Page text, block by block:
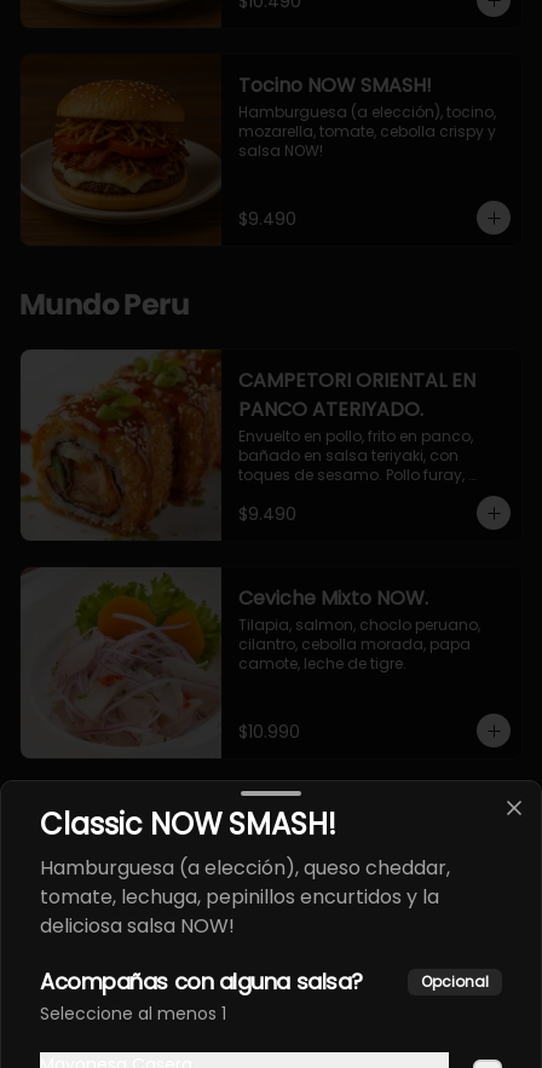
Tocino NOW SMASH!
Hamburguesa (a elección), tocino,
mozarella, tomate, cebolla crispy y
salsa NOW!
$9.490
Mundo Peru
CAMPETORI ORIENTAL EN
PANCO ATERIYADO.
Envuelto en pollo, frito en panco,
bañado en salsa teriyaki, con
toques de sesamo. Pollo furay,
queso, champiñon furay, cebollin.
$9.490
Ceviche Mixto NOW.
Tilapia, salmon, choclo peruano,
cilantro, cebolla morada, papa
camote, leche de tigre.
$10.990
Ceviche de la Casa NOW.
cebolla morada, papa camote,
leche de tigre.
Classic NOW SMASH!
Hamburguesa (a elección), queso cheddar,
tomate, lechuga, pepinillos encurtidos y la
deliciosa salsa NOW!
Acompañas con alguna salsa? Opcional
Seleccione al menos 1